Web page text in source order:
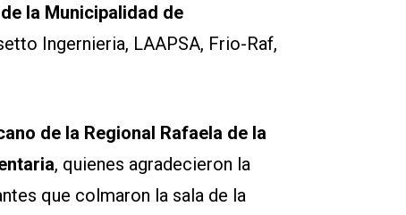
la Municipalidad de
Ingernieria, LAAPSA, Frio-Raf,
de la Regional Rafaela de la
, quienes agradecieron la
que colmaron la sala de la